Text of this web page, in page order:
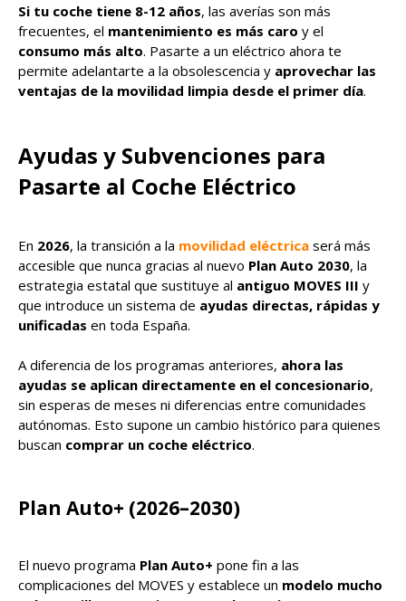
Si tu coche tiene 8-12 años, las averías son más
frecuentes, el mantenimiento es más caro y el
consumo más alto. Pasarte a un eléctrico ahora te
permite adelantarte a la obsolescencia y aprovechar las
ventajas de la movilidad limpia desde el primer día.
Ayudas y Subvenciones para
Pasarte al Coche Eléctrico
En 2026, la transición a la movilidad eléctrica será más
accesible que nunca gracias al nuevo Plan Auto 2030, la
estrategia estatal que sustituye al antiguo MOVES III y
que introduce un sistema de ayudas directas, rápidas y
unificadas en toda España.
A diferencia de los programas anteriores, ahora las
ayudas se aplican directamente en el concesionario,
sin esperas de meses ni diferencias entre comunidades
autónomas. Esto supone un cambio histórico para quienes
buscan comprar un coche eléctrico.
Plan Auto+ (2026–2030)
El nuevo programa Plan Auto+ pone fin a las
complicaciones del MOVES y establece un modelo mucho